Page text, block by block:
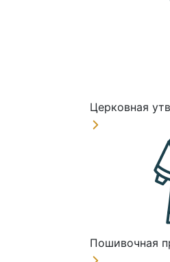
Церковная
Пошивочная